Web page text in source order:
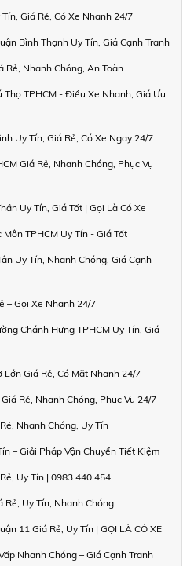
Giá Rẻ, Có Xe Nhanh 24/7
Bình Thạnh Uy Tín, Giá Cạnh Tranh
Rẻ, Nhanh Chóng, An Toàn
Thọ TPHCM - Điều Xe Nhanh, Giá Ưu
Uy Tín, Giá Rẻ, Có Xe Ngay 24/7
Giá Rẻ, Nhanh Chóng, Phục Vụ
Uy Tín, Giá Tốt | Gọi Là Có Xe
TPHCM Uy Tín - Giá Tốt
Uy Tín, Nhanh Chóng, Giá Cạnh
– Gọi Xe Nhanh 24/7
Chánh Hưng TPHCM Uy Tín, Giá
Lớn Giá Rẻ, Có Mặt Nhanh 24/7
Rẻ, Nhanh Chóng, Phục Vụ 24/7
Nhanh Chóng, Uy Tín
– Giải Pháp Vận Chuyển Tiết Kiệm
Uy Tín | 0983 440 454
Rẻ, Uy Tín, Nhanh Chóng
11 Giá Rẻ, Uy Tín | GỌI LÀ CÓ XE
Nhanh Chóng – Giá Cạnh Tranh